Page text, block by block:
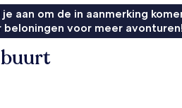
aan om de in aanmerking
beloningen voor meer avonturen!